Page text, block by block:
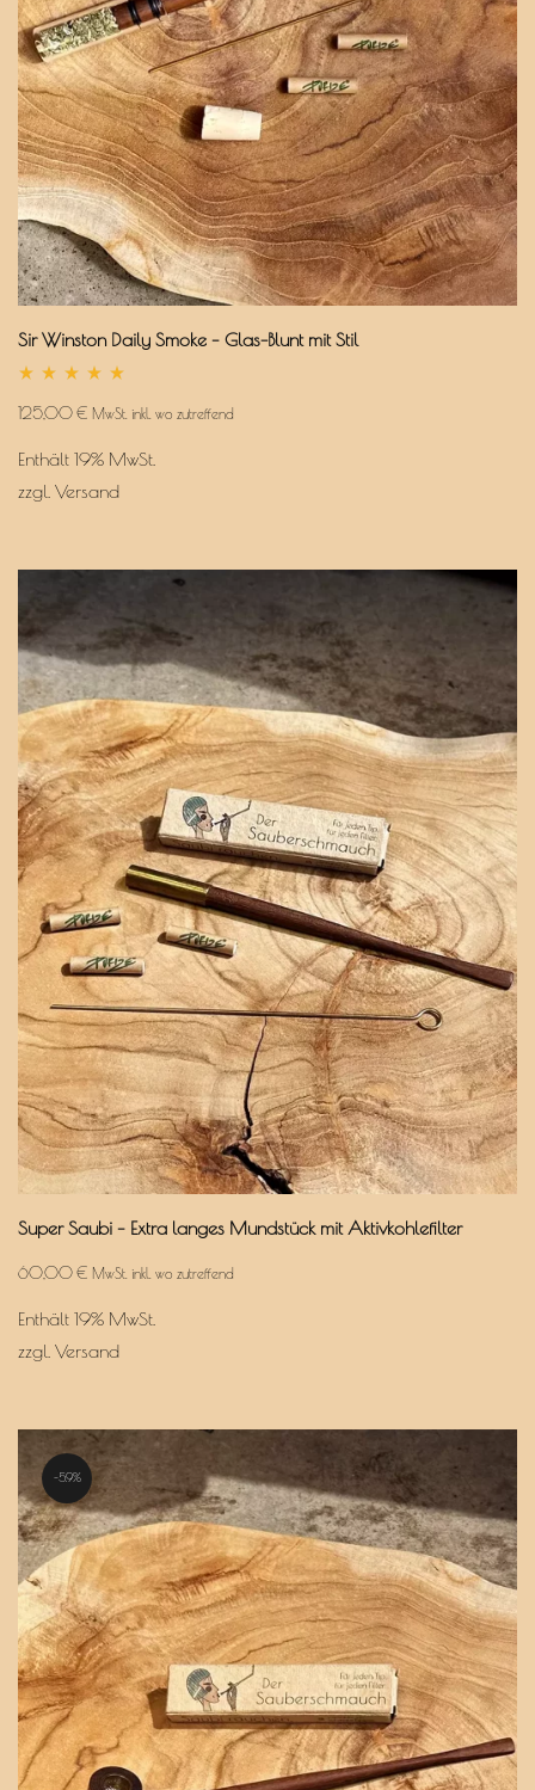
Sir Winston Daily Smoke – Glas-Blunt mit Stil
mit
5.00
125,00 € MwSt. inkl. wo zutreffend
Enthält 19% MwSt.
zzgl. Versand
Super Saubi – Extra langes Mundstück mit Aktivkohlefilter
60,00 € MwSt. inkl. wo zutreffend
Enthält 19% MwSt.
zzgl. Versand
5.9%